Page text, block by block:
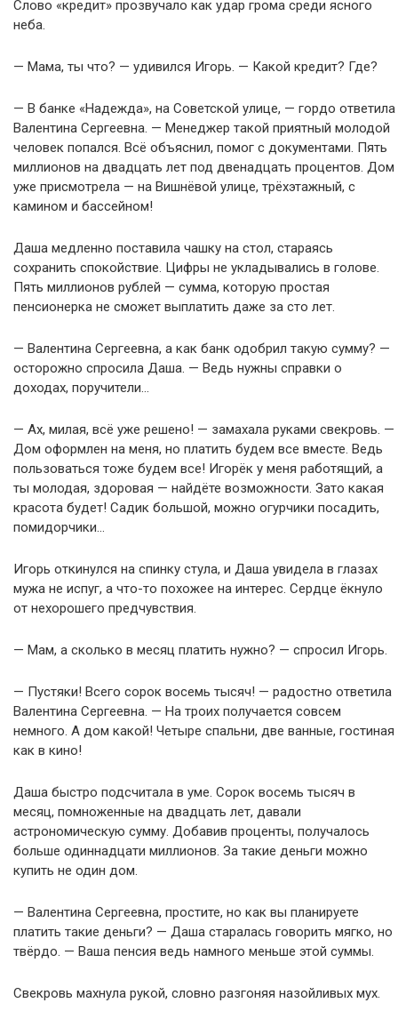
Слово «кредит» прозвучало как удар грома среди ясного
неба.
— Мама, ты что? — удивился Игорь. — Какой кредит? Где?
— В банке «Надежда», на Советской улице, — гордо ответила
Валентина Сергеевна. — Менеджер такой приятный молодой
человек попался. Всё объяснил, помог с документами. Пять
миллионов на двадцать лет под двенадцать процентов. Дом
уже присмотрела — на Вишнёвой улице, трёхэтажный, с
камином и бассейном!
Даша медленно поставила чашку на стол, стараясь
сохранить спокойствие. Цифры не укладывались в голове.
Пять миллионов рублей — сумма, которую простая
пенсионерка не сможет выплатить даже за сто лет.
— Валентина Сергеевна, а как банк одобрил такую сумму? —
осторожно спросила Даша. — Ведь нужны справки о
доходах, поручители…
— Ах, милая, всё уже решено! — замахала руками свекровь. —
Дом оформлен на меня, но платить будем все вместе. Ведь
пользоваться тоже будем все! Игорёк у меня работящий, а
ты молодая, здоровая — найдёте возможности. Зато какая
красота будет! Садик большой, можно огурчики посадить,
помидорчики…
Игорь откинулся на спинку стула, и Даша увидела в глазах
мужа не испуг, а что-то похожее на интерес. Сердце ёкнуло
от нехорошего предчувствия.
— Мам, а сколько в месяц платить нужно? — спросил Игорь.
— Пустяки! Всего сорок восемь тысяч! — радостно ответила
Валентина Сергеевна. — На троих получается совсем
немного. А дом какой! Четыре спальни, две ванные, гостиная
как в кино!
Даша быстро подсчитала в уме. Сорок восемь тысяч в
месяц, помноженные на двадцать лет, давали
астрономическую сумму. Добавив проценты, получалось
больше одиннадцати миллионов. За такие деньги можно
купить не один дом.
— Валентина Сергеевна, простите, но как вы планируете
платить такие деньги? — Даша старалась говорить мягко, но
твёрдо. — Ваша пенсия ведь намного меньше этой суммы.
Свекровь махнула рукой, словно разгоняя назойливых мух.